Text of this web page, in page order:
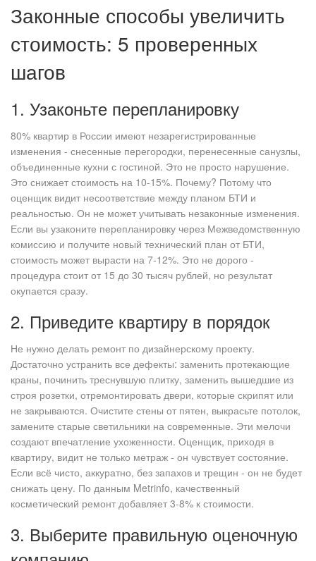
Законные способы увеличить
стоимость: 5 проверенных
шагов
1. Узаконьте перепланировку
80% квартир в России имеют незарегистрированные
изменения - снесенные перегородки, перенесенные санузлы,
объединенные кухни с гостиной. Это не просто нарушение.
Это снижает стоимость на 10-15%. Почему? Потому что
оценщик видит несоответствие между планом БТИ и
реальностью. Он не может учитывать незаконные изменения.
Если вы узаконите перепланировку через Межведомственную
комиссию и получите новый технический план от БТИ,
стоимость может вырасти на 7-12%. Это не дорого -
процедура стоит от 15 до 30 тысяч рублей, но результат
окупается сразу.
2. Приведите квартиру в порядок
Не нужно делать ремонт по дизайнерскому проекту.
Достаточно устранить все дефекты: заменить протекающие
краны, починить треснувшую плитку, заменить вышедшие из
строя розетки, отремонтировать двери, которые скрипят или
не закрываются. Очистите стены от пятен, выкрасьте потолок,
замените старые светильники на современные. Эти мелочи
создают впечатление ухоженности. Оценщик, приходя в
квартиру, видит не только метраж - он чувствует состояние.
Если всё чисто, аккуратно, без запахов и трещин - он не будет
снижать цену. По данным Metrinfo, качественный
косметический ремонт добавляет 3-8% к стоимости.
3. Выберите правильную оценочную